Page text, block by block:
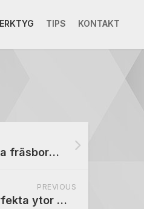
TIPS KONTAKT
Lär dig använda fräsbord för perfekta snitt och profiler
PREVIOUS
Så får du perfekta ytor med en sickel